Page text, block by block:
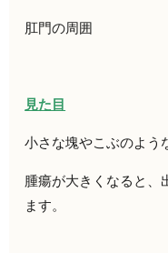
肛門の周囲
見た目
小さな塊やこぶのよう
腫瘍が大きくなると、
ます。